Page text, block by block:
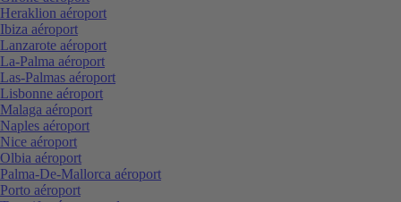
Heraklion aéroport
Ibiza aéroport
Lanzarote aéroport
La-Palma aéroport
Las-Palmas aéroport
Lisbonne aéroport
Malaga aéroport
Naples aéroport
Nice aéroport
Olbia aéroport
Palma-De-Mallorca aéroport
Porto aéroport